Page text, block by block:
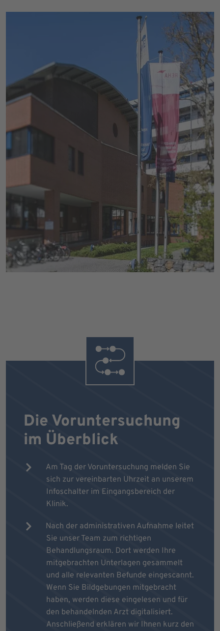
Die Voruntersuchung
im Überblick
Am Tag der Voruntersuchung melden Sie
sich zur vereinbarten Uhrzeit an unserem
Infoschalter im Eingangsbereich der
Klinik.
Nach der administrativen Aufnahme leitet
Sie unser Team zum richtigen
Behandlungsraum. Dort werden Ihre
mitgebrachten Unterlagen gesammelt
und alle relevanten Befunde eingescannt.
Wenn Sie Bildgebungen mitgebracht
haben, werden diese eingelesen und für
den behandelnden Arzt digitalisiert.
Anschließend erklären wir Ihnen kurz den